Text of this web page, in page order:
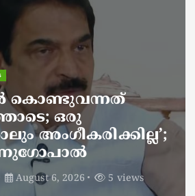
സര്‍ക്കാര്‍
കടിയേറ്റു;
August 6, 2026 4 views